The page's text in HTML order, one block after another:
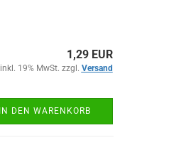
1,29 EUR
inkl. 19% MwSt. zzgl. Versand
IN DEN WARENKORB